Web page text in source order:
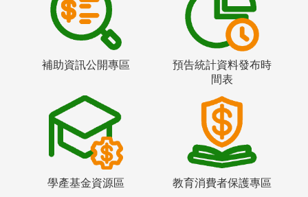
補助資訊公開專區
預告統計資料發布時
間表
學產基金資源區 教育消費者保護專區